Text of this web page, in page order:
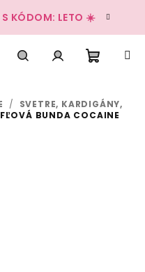
S KÓDOM: LETO ☀️
košík
/
SVETRE, KARDIGÁNY,
BUNDA COCAINE